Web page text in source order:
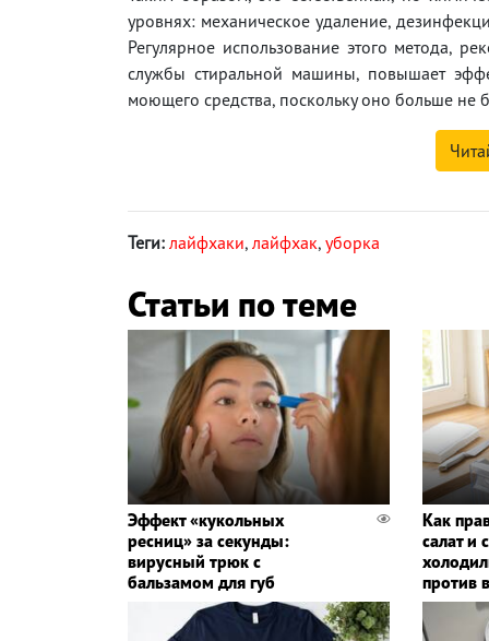
уровнях: механическое удаление,
Регулярное использование этого метода,
службы стиральной машины, повышает
моющего средства, поскольку оно больше не
Теги: лайфхаки, лайфхак, уборка
Статьи по теме
Эффект «кукольных
ресниц» за секунды:
вирусный трюк с
бальзамом для губ
Как
салат и
против